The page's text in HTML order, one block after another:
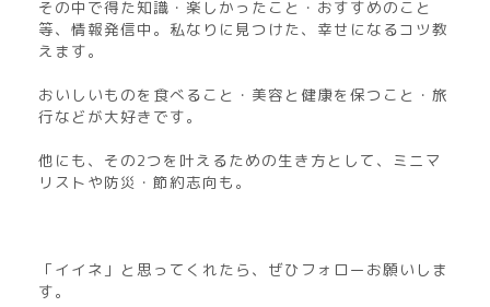
その中で得た知識・楽しかったこと・おすすめのこと
等、情報発信中。私なりに見つけた、幸せになるコツ教
えます。
おいしいものを食べること・美容と健康を保つこと・旅
行などが大好きです。
他にも、その2つを叶えるための生き方として、ミニマ
リストや防災・節約志向も。
「イイネ」と思ってくれたら、ぜひフォローお願いしま
す。